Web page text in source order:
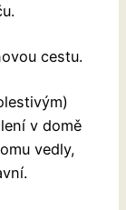
cestu.
v domě
vedly,